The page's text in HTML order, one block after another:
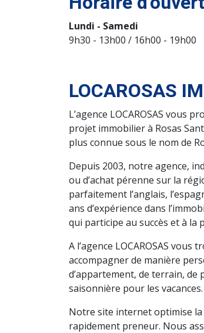
Lundi - Samedi
9h30 - 13h00 / 16h00 - 19h00
LOCAROSAS
L’agence LOCAROSAS vous
projet immobilier à Rosas
plus connue sous le nom de
Depuis 2003, notre agence,
ou d’achat pérenne sur la
parfaitement l’anglais,
ans d’expérience dans
qui participe au succès et à la
A l’agence LOCAROSAS
accompagner de manière
d’appartement, de terrain,
saisonnière pour les vacances.
Notre site internet optimise la
rapidement preneur. Nous